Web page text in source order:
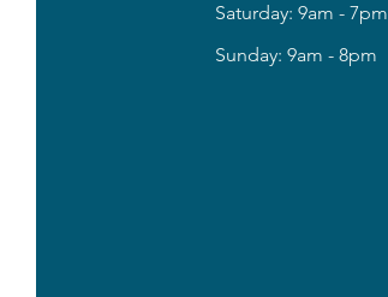
​​Saturday: 9am - 7pm
​Sunday: 9am - 8pm